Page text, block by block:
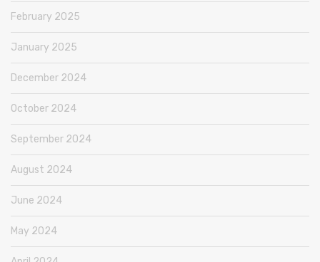
February 2025
January 2025
December 2024
October 2024
September 2024
August 2024
June 2024
May 2024